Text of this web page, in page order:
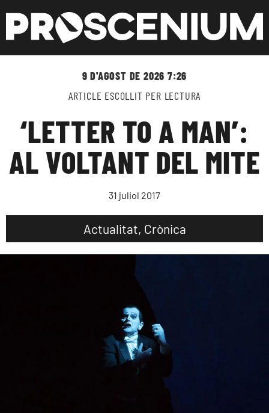
ARTICLE ESCOLLIT PER LECTURA
9 D'AGOST DE 2026 7:26
‘LETTER TO A MAN’:
AL VOLTANT DEL MITE
31 juliol 2017
Actualitat, Crònica